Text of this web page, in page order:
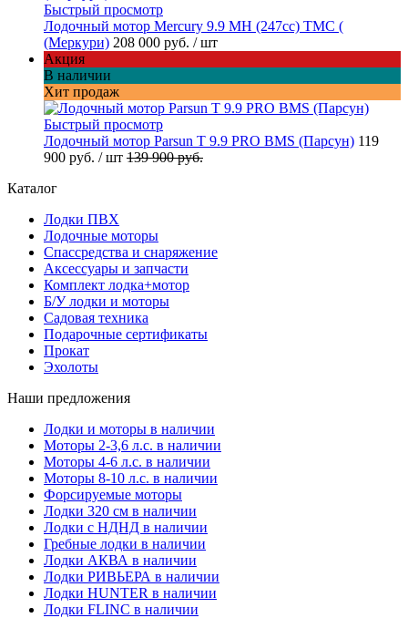
Быстрый просмотр
Лодочный мотор Mercury 9.9 МН (247cc) TMC (
(Меркури) 208 000 руб. / шт
Акция
В наличии
Хит продаж
Быстрый просмотр
Лодочный мотор Parsun T 9.9 PRO BMS (Парсун) 119
900 руб. / шт 139 900 руб.
Каталог
Лодки ПВХ
Лодочные моторы
Спассредства и снаряжение
Аксессуары и запчасти
Комплект лодка+мотор
Б/У лодки и моторы
Садовая техника
Подарочные сертификаты
Прокат
Эхолоты
Наши предложения
Лодки и моторы в наличии
Моторы 2-3,6 л.с. в наличии
Моторы 4-6 л.с. в наличии
Моторы 8-10 л.с. в наличии
Форсируемые моторы
Лодки 320 см в наличии
Лодки с НДНД в наличии
Гребные лодки в наличии
Лодки АКВА в наличии
Лодки РИВЬЕРА в наличии
Лодки HUNTER в наличии
Лодки FLINC в наличии